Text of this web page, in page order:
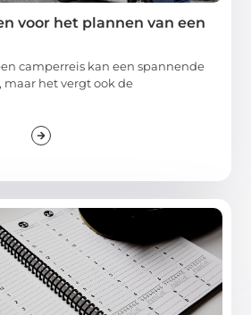
voor het plannen van een
camperreis kan een spannende
het vergt ook de